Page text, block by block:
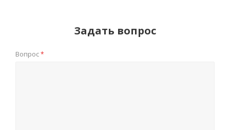
Задать вопрос
Вопрос*